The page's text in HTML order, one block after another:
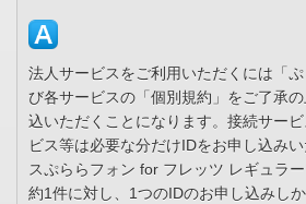
法人サービスをご利用いただくには「
び各サービスの「個別規約」をご了承
込いただくことになります。接続サー
ビス等は必要な分だけIDをお申し込み
スぷららフォン for フレッツ レギュラ
約1件に対し、1つのIDのお申し込みし